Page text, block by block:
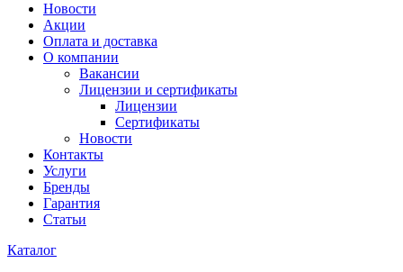
Новости
Акции
Оплата и доставка
О компании
Вакансии
Лицензии и сертификаты
Лицензии
Сертификаты
Новости
Контакты
Услуги
Бренды
Гарантия
Статьи
Каталог